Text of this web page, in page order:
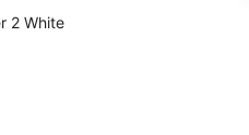
2 White